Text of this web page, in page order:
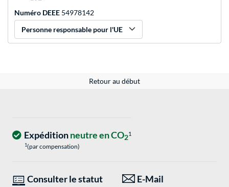
Numéro DEEE 54978142
Personne responsable pour l'UE
Retour au début
Expéditionneutre en CO21
1(par compensation)
Consulter le statut
E-Mail